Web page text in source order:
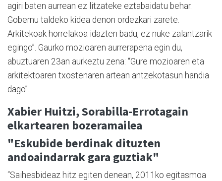
agiri baten aurrean ez litzateke eztabaidatu behar.
Gobernu taldeko kidea denon ordezkari zarete.
Arkitekoak horrelakoa idazten badu, ez nuke zalantzarik
egingo”. Gaurko mozioaren aurrerapena egin du,
abuztuaren 23an aurkeztu zena: “Gure mozioaren eta
arkitektoaren txostenaren artean antzekotasun handia
dago”.
Xabier Huitzi, Sorabilla-Errotagain
elkartearen bozeramailea
"Eskubide berdinak dituzten
andoaindarrak gara guztiak"
“Saihesbideaz hitz egiten denean, 2011ko egitasmoa